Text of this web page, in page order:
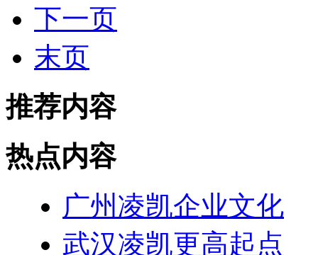
下一页
末页
推荐内容
热点内容
广州凌凯企业文化
武汉凌凯更高起点